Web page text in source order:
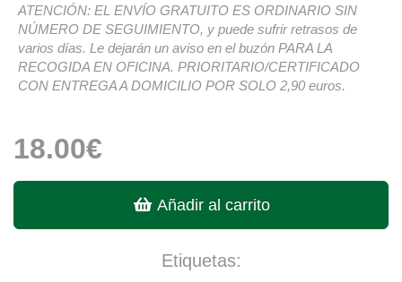
ATENCIÓN: EL ENVÍO GRATUITO ES ORDINARIO SIN
NÚMERO DE SEGUIMIENTO, y puede sufrir retrasos de
varios días. Le dejarán un aviso en el buzón PARA LA
RECOGIDA EN OFICINA. PRIORITARIO/CERTIFICADO
CON ENTREGA A DOMICILIO POR SOLO 2,90 euros.
18.00€
Añadir al carrito
Etiquetas: